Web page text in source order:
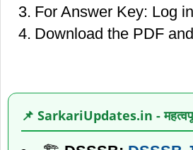
For Answer Key: Log
Download the PDF
📌 SarkariUpdates.in -